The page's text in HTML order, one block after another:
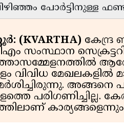
പോർട്ടിനുള്ള
(KVARTHA)
സംസ്ഥാന
വിവിധ മേഖലകളിൽ
അങ്ങനെ
പരിഗണിച്ചില്ല.